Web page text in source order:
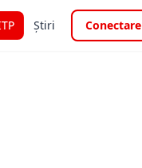
Știri Conectare